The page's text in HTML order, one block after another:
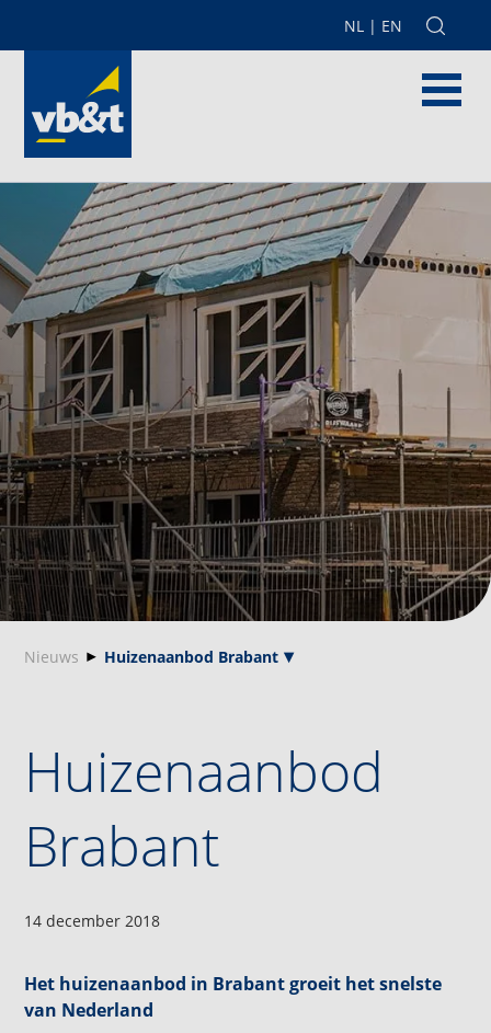
NL | EN
Nieuws Huizenaanbod Brabant
Huizenaanbod
Brabant
14 december 2018
Het huizenaanbod in Brabant groeit het snelste
van Nederland